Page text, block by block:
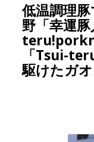
低温調理
野「幸運
「Tsui-
駆けたガ